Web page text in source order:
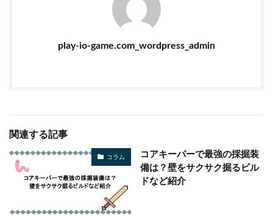
play-io-game.com_wordpress_admin
関連する記事
コラム
コアキーパーで最強の採掘装
備は？壁をサクサク掘るビル
ドなど紹介